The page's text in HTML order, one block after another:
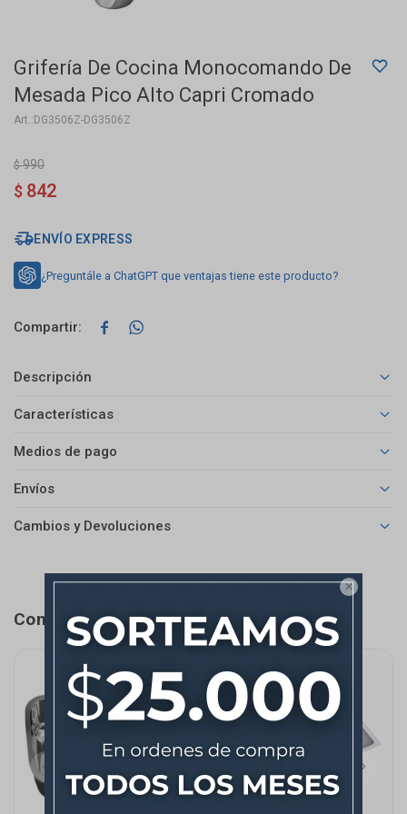

Grifería De Cocina Monocomando De
Mesada Pico Alto Capri Cromado
DG3506Z-DG3506Z
$ 842
$ 990
ENVÍO EXPRESS
¿Preguntále a ChatGPT que ventajas tiene este producto?
 
Descripción
Características
Medios de pago
Envíos
Cambios y Devoluciones
Completá tu compra